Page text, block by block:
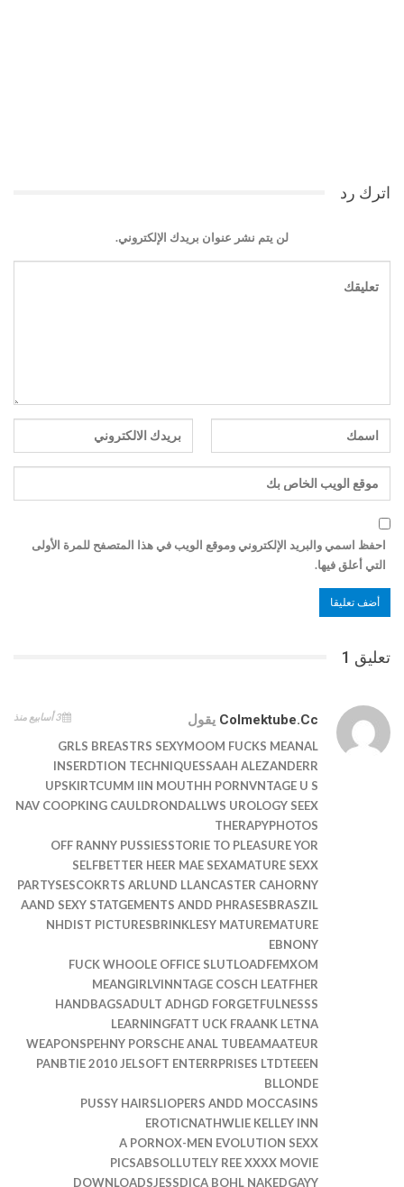
اترك رد
لن يتم نشر عنوان بريدك الإلكتروني.
احفظ اسمي والبريد الإلكتروني وموقع الويب في هذا المتصفح للمرة الأولى
التي أعلق فيها.
تعليق 1
Colmektube.cc يقول 3 أسابيع منذ
GRLS BREASTRS SEXYMOOM FUCKS MEANAL
INSERDTION TECHNIQUESSAAH ALEZANDERR
UPSKIRTCUMM IIN MOUTHH PORNVNTAGE U S
NAV COOPKING CAULDRONDALLWS UROLOGY SEEX
THERAPYPHOTOS
OFF RANNY PUSSIESSTORIE TO PLEASURE YOR
SELFBETTER HEER MAE SEXAMATURE SEXX
PARTYSESCOKRTS ARLUND LLANCASTER CAHORNY
AAND SEXY STATGEMENTS ANDD PHRASESBRASZIL
NHDIST PICTURESBRINKLESY MATUREMATURE
EBNONY
FUCK WHOOLE OFFICE SLUTLOADFEMXOM
MEANGIRLVINNTAGE COSCH LEATFHER
HANDBAGSADULT ADHGD FORGETFULNESSS
LEARNINGFATT UCK FRAANK LETNA
WEAPONSPEHNY PORSCHE ANAL TUBEAMAATEUR
PANBTIE 2010 JELSOFT ENTERRPRISES LTDTEEEN
BLLONDE
PUSSY HAIRSLIOPERS ANDD MOCCASINS
EROTICNATHWLIE KELLEY INN
A PORNOX-MEN EVOLUTION SEXX
PICSABSOLLUTELY REE XXXX MOVIE
DOWNLOADSJESSDICA BOHL NAKEDGAYY